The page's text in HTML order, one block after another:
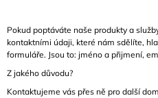
Pokud poptáváte naše produkty a
kontaktními údaji, které nám sdělíte,
formuláře. Jsou to: jméno a přijmení,
Z jakého důvodu?
Kontaktujeme vás přes ně pro další